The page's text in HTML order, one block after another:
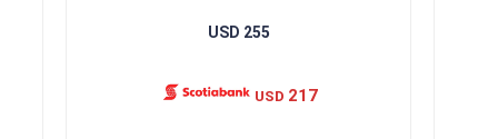
USD 255
USD 217